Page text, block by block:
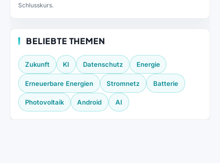
Schlusskurs.
BELIEBTE THEMEN
Zukunft KI Datenschutz Energie
Erneuerbare Energien Stromnetz Batterie
Photovoltaik Android AI